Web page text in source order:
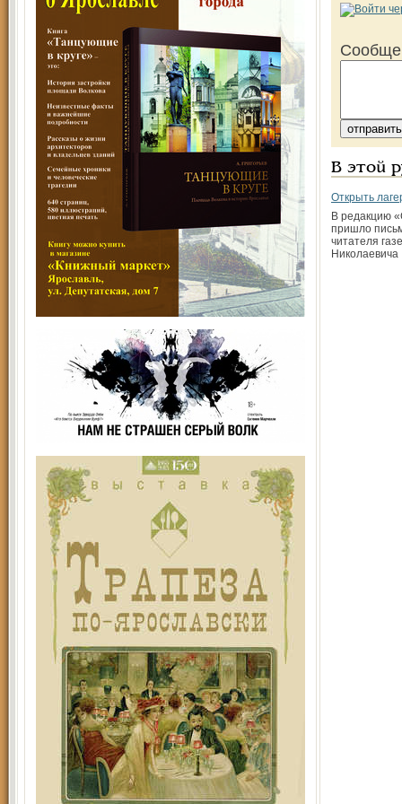
В этой
Открыть
В редакцию
пришло
читателя
Николаевича